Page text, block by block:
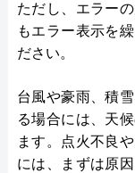
ただし、エラー
もエラー表示を
ださい。
台風や豪雨、積
る場合には、天
ます。点火不良
には、まずは原